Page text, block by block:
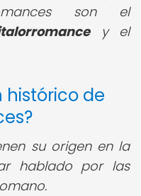
son el
y el
histórico de
su origen en la
hablado por las